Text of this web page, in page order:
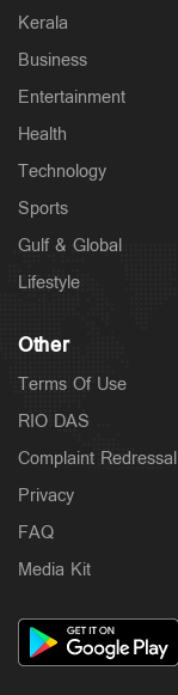
Kerala
Business
Entertainment
Health
Technology
Sports
Gulf & Global
Lifestyle
Other
Terms Of Use
RIO DAS
Complaint Redressal
Privacy
FAQ
Media Kit